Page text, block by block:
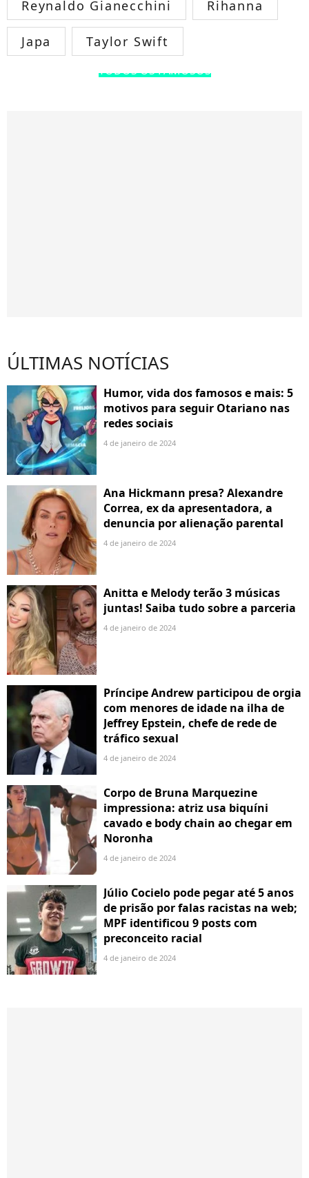
Reynaldo Gianecchini Rihanna
Japa Taylor Swift
TODOS OS FAMOSOS
ÚLTIMAS NOTÍCIAS
Humor, vida dos famosos e mais: 5
motivos para seguir Otariano nas
redes sociais
4 de janeiro de 2024
Ana Hickmann presa? Alexandre
Correa, ex da apresentadora, a
denuncia por alienação parental
4 de janeiro de 2024
Anitta e Melody terão 3 músicas
juntas! Saiba tudo sobre a parceria
4 de janeiro de 2024
Príncipe Andrew participou de orgia
com menores de idade na ilha de
Jeffrey Epstein, chefe de rede de
tráfico sexual
4 de janeiro de 2024
Corpo de Bruna Marquezine
impressiona: atriz usa biquíni
cavado e body chain ao chegar em
Noronha
4 de janeiro de 2024
Júlio Cocielo pode pegar até 5 anos
de prisão por falas racistas na web;
MPF identificou 9 posts com
preconceito racial
4 de janeiro de 2024